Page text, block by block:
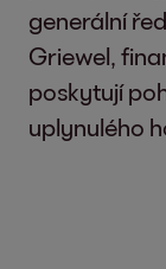
generální
Griewel,
poskytují
uplynulého